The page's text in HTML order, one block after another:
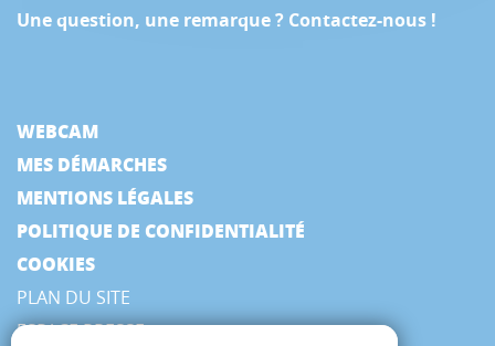
Une question, une remarque ? Contactez-nous !
WEBCAM
MES DÉMARCHES
MENTIONS LÉGALES
POLITIQUE DE CONFIDENTIALITÉ
COOKIES
PLAN DU SITE
ESPACE PRESSE